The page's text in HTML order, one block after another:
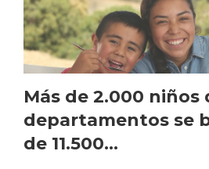
Más de 2.000 niños
departamentos se
de 11.500...